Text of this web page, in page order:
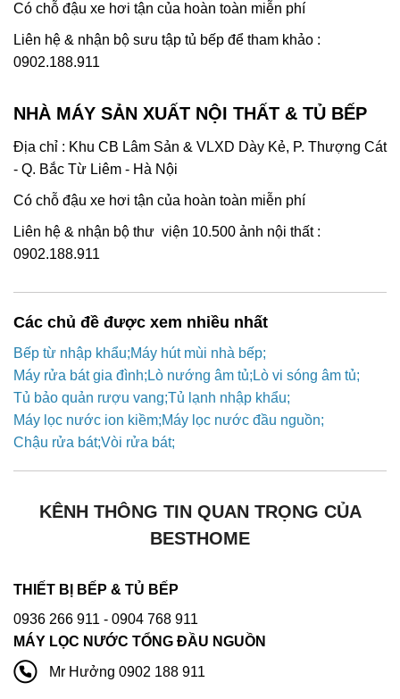
Có chỗ đậu xe hơi tận của hoàn toàn miễn phí
Liên hệ & nhận bộ sưu tập tủ bếp để tham khảo :
0902.188.911
NHÀ MÁY SẢN XUẤT NỘI THẤT & TỦ BẾP
Địa chỉ : Khu CB Lâm Sản & VLXD Dày Kẻ, P. Thượng Cát
- Q. Bắc Từ Liêm - Hà Nội
Có chỗ đậu xe hơi tận của hoàn toàn miễn phí
Liên hệ & nhận bộ thư viện 10.500 ảnh nội thất :
0902.188.911
Các chủ đề được xem nhiều nhất
Bếp từ nhập khẩu Máy hút mùi nhà bếp
Máy rửa bát gia đình Lò nướng âm tủ Lò vi sóng âm tủ
Tủ bảo quản rượu vang Tủ lạnh nhập khẩu
Máy lọc nước ion kiềm Máy lọc nước đầu nguồn
Chậu rửa bát Vòi rửa bát
KÊNH THÔNG TIN QUAN TRỌNG CỦA
BESTHOME
THIẾT BỊ BẾP & TỦ BẾP
0936 266 911 - 0904 768 911
MÁY LỌC NƯỚC TỔNG ĐẦU NGUỒN
Mr Hưởng 0902 188 911